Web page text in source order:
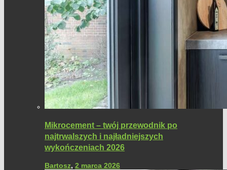
Mikrocement – twój przewodnik po
najtrwalszych i najładniejszych
wykończeniach 2026
Bartosz, 2 marca 2026